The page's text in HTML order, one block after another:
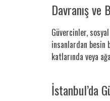
Davranış ve
Güvercinler,
insanlardan besin
katlarında veya
İstanbul’da